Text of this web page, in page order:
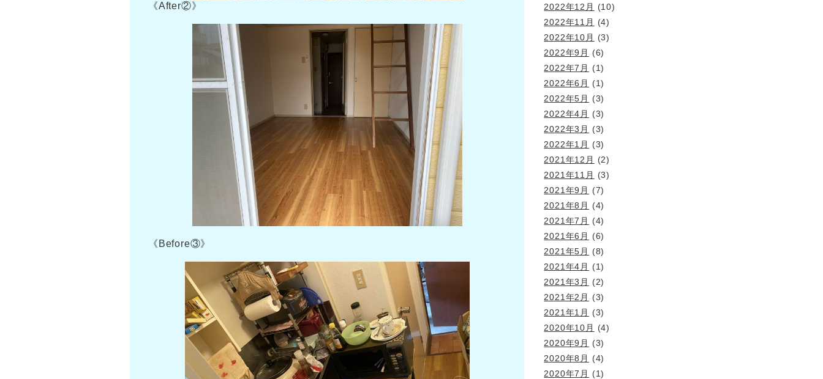
《After②》
《Before③》
2022年12月
(10)
2022年11月
(4)
2022年10月
(3)
2022年9月
(6)
2022年7月
(1)
2022年6月
(1)
2022年5月
(3)
2022年4月
(3)
2022年3月
(3)
2022年1月
(3)
2021年12月
(2)
2021年11月
(3)
2021年9月
(7)
2021年8月
(4)
2021年7月
(4)
2021年6月
(6)
2021年5月
(8)
2021年4月
(1)
2021年3月
(2)
2021年2月
(3)
2021年1月
(3)
2020年10月
(4)
2020年9月
(3)
2020年8月
(4)
2020年7月
(1)